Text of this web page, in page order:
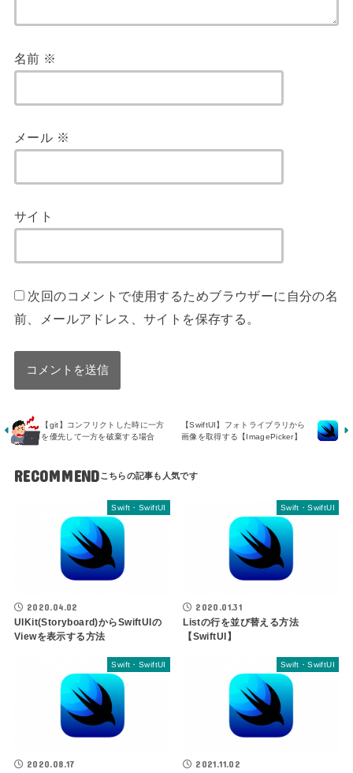
名前 ※
メール ※
サイト
次回のコメントで使用するためブラウザーに自分の名
前、メールアドレス、サイトを保存する。
【git】コンフリクトした時に一方
を優先して一方を破棄する場合
【SwiftUI】フォトライブラリから
画像を取得する【ImagePicker】
RECOMMEND
Swift・SwiftUI
2020.04.02
UIKit(Storyboard)からSwiftUIの
Viewを表示する方法
Swift・SwiftUI
2020.01.31
Listの行を並び替える方法
【SwiftUI】
Swift・SwiftUI
2020.08.17
Swift・SwiftUI
2021.11.02